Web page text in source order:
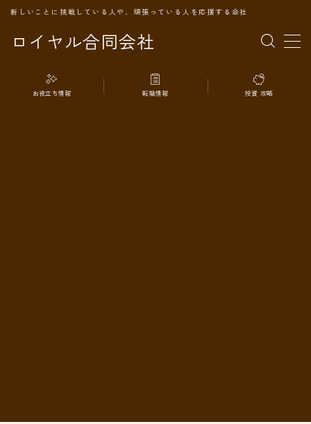
ロイヤル合同会社
新しいことに挑戦している人や、頑張っている人を応援する会社
MENU
TOPページ
お役立ち情報 転職情報 投資 攻略